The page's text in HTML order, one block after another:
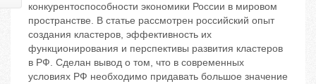
конкурентоспособности экономики России в мировом
пространстве. В статье рассмотрен российский опыт
создания кластеров, эффективность их
функционирования и перспективы развития кластеров
в РФ. Сделан вывод о том, что в современных
условиях РФ необходимо придавать большое значение